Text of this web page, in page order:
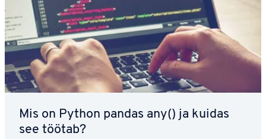
Mis on Python pandas any() ja kuidas
see töötab?